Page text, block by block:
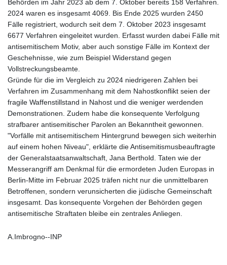
Behörden im Jahr 2023 ab dem 7. Oktober bereits 158 Verfahren.
2024 waren es insgesamt 4069. Bis Ende 2025 wurden 2450
Fälle registriert, wodurch seit dem 7. Oktober 2023 insgesamt
6677 Verfahren eingeleitet wurden. Erfasst wurden dabei Fälle mit
antisemitischem Motiv, aber auch sonstige Fälle im Kontext der
Geschehnisse, wie zum Beispiel Widerstand gegen
Vollstreckungsbeamte.
Gründe für die im Vergleich zu 2024 niedrigeren Zahlen bei
Verfahren im Zusammenhang mit dem Nahostkonflikt seien der
fragile Waffenstillstand in Nahost und die weniger werdenden
Demonstrationen. Zudem habe die konsequente Verfolgung
strafbarer antisemitischer Parolen an Bekanntheit gewonnen.
"Vorfälle mit antisemitischem Hintergrund bewegen sich weiterhin
auf einem hohen Niveau", erklärte die Antisemitismusbeauftragte
der Generalstaatsanwaltschaft, Jana Berthold. Taten wie der
Messerangriff am Denkmal für die ermordeten Juden Europas in
Berlin-Mitte im Februar 2025 träfen nicht nur die unmittelbaren
Betroffenen, sondern verunsicherten die jüdische Gemeinschaft
insgesamt. Das konsequente Vorgehen der Behörden gegen
antisemitische Straftaten bleibe ein zentrales Anliegen.
A.Imbrogno--INP